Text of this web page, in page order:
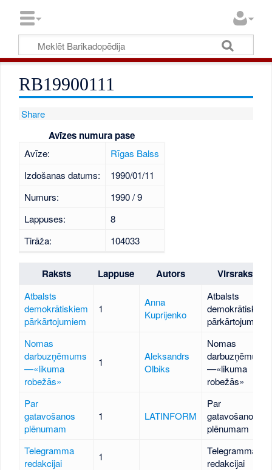
RB19900111
Share
Avīzes numura pase
Avīze:
Rīgas Balss
Izdošanas datums:
1990/01/11
Numurs:
1990 / 9
Lappuses:
8
Tirāža:
104033
Raksts Lappuse Autors Virsraksts
Atbalsts
demokrātiskiem
pārkārtojumiem
1
Anna
Kuprijenko
Atbalsts
demokrātiskiem
pārkārtojumiem
Nomas
darbuzņēmums
—«likuma
robežās»
1
Aleksandrs
Olbiks
Nomas
darbuzņēmums
—«likuma
robežās»
Par
gatavošanos
plēnumam
1 LATINFORM
Par
gatavošanos
plēnumam
Telegramma
redakcijai
1
Telegramma
redakcijai